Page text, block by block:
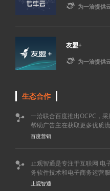
 为一洽提供
友盟+
 为一洽提供
生态合作

一洽联合百度推出OCPC，
帮助广告主在获取更多优质
百度营销

止观智通是专注于互联网 电
务软件技术和电子商务运营
止观智通